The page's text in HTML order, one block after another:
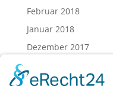
Februar 2018
Januar 2018
Dezember 2017
Oktober 2017